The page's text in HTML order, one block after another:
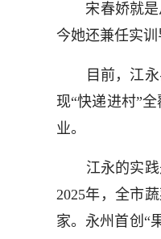
宋春娇就是从
今她还兼任实
目前，江永县
现“快递进村”
业。
江永的实践是
2025年，全市
家。永州首创“